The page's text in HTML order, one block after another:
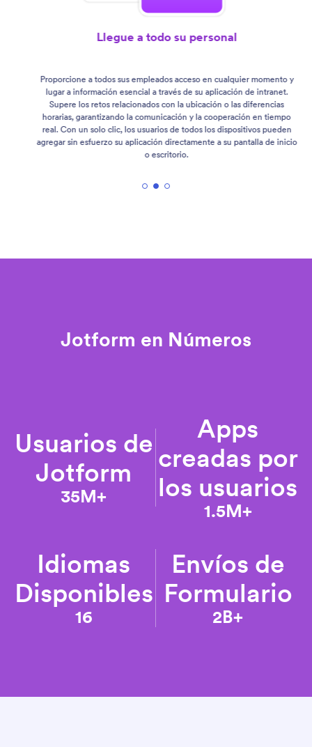
Llegue a todo su personal
Proporcione a todos sus empleados acceso en cualquier momento y
lugar a información esencial a través de su aplicación de intranet.
Supere los retos relacionados con la ubicación o las diferencias
horarias, garantizando la comunicación y la cooperación en tiempo
real. Con un solo clic, los usuarios de todos los dispositivos pueden
agregar sin esfuerzo su aplicación directamente a su pantalla de inicio
o escritorio.
Jotform en Números
Usuarios de
Jotform
35M+
Apps
creadas por
los usuarios
1.5M+
Idiomas
Disponibles
16
Envíos de
Formulario
2B+